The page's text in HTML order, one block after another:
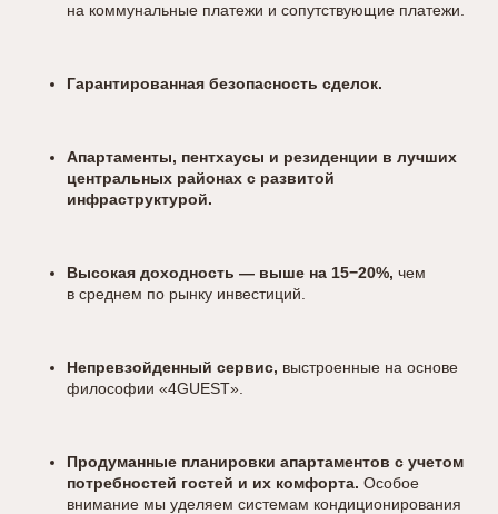
на коммунальные платежи и сопутствующие платежи.
Гарантированная безопасность сделок.
Апартаменты, пентхаусы и резиденции в лучших
центральных районах с развитой
инфраструктурой.
Высокая доходность — выше на 15−20%, чем
в среднем по рынку инвестиций.
Непревзойденный сервис, выстроенные на основе
философии «4GUEST».
Продуманные планировки апартаментов с учетом
потребностей гостей и их комфорта. Особое
внимание мы уделяем системам кондиционирования